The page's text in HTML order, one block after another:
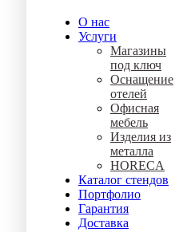
О нас
Услуги
Магазины
под ключ
Оснащение
отелей
Офисная
мебель
Изделия из
металла
HORECA
Каталог стендов
Портфолио
Гарантия
Доставка